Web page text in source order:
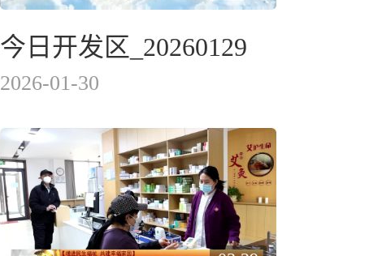
今日开发区_20260129
2026-01-30